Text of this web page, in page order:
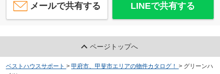
メールで共有する LINEで共有する
ページトップへ
ベストハウスサポート > 甲府市、甲斐市エリアの物件カタログ！ > グリーンハ